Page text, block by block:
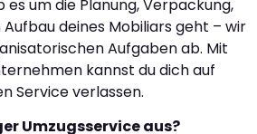
es um die Planung, Verpackung,
deines Mobiliars geht – wir
Aufgaben ab. Mit
kannst du dich auf
Service verlassen.
Umzugsservice aus?